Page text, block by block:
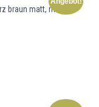
braun matt, mit